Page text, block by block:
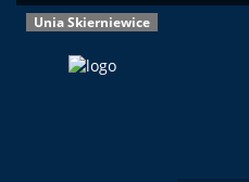
Unia Skierniewice